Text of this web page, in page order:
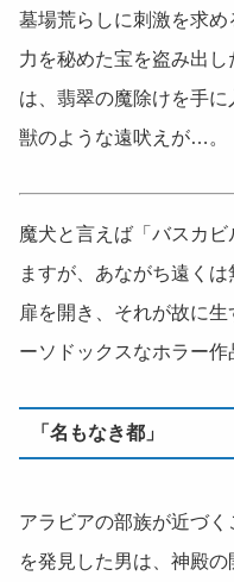
墓場荒らしに刺激を求
力を秘めた宝を盗み出
は、翡翠の魔除けを手
獣のような遠吠えが…。
魔犬と言えば「バスカ
ますが、あながち遠く
扉を開き、それが故に
ーソドックスなホラー作
「名もなき都」
アラビアの部族が近づ
を発見した男は、神殿